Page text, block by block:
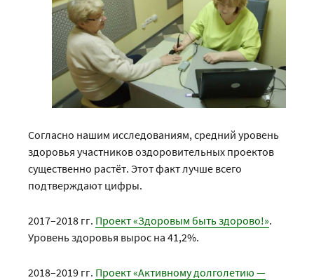
Согласно нашим исследованиям, средний уровень
здоровья участников оздоровительных проектов
существенно растёт. Этот факт лучше всего
подтверждают цифры.
2017–2018 гг. Проект «Здоровым быть здорово!».
Уровень здоровья вырос на 41,2%.
2018–2019 гг. Проект «Активному долголетию —